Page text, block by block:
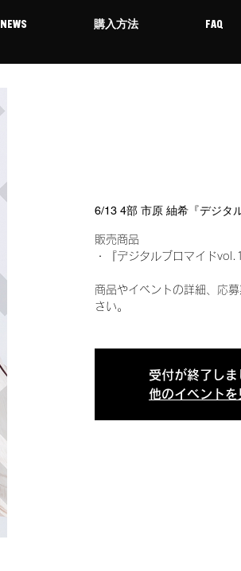
NEWS 購入方法 FAQ
6/13 4部 市原 紬希『デジタ
販売商品
・『デジタルブロマイド
商品やイベントの詳細、応
さい。
受付が終了しま
他のイベントを